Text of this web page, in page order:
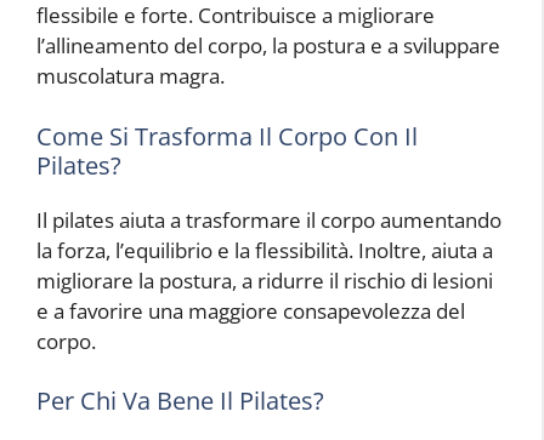
flessibile e forte. Contribuisce a migliorare
l’allineamento del corpo, la postura e a sviluppare
muscolatura magra.
Come Si Trasforma Il Corpo Con Il
Pilates?
Il pilates aiuta a trasformare il corpo aumentando
la forza, l’equilibrio e la flessibilità. Inoltre, aiuta a
migliorare la postura, a ridurre il rischio di lesioni
e a favorire una maggiore consapevolezza del
corpo.
Per Chi Va Bene Il Pilates?